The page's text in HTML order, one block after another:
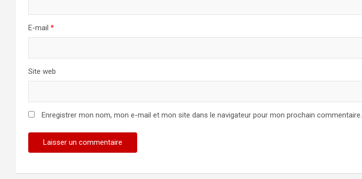
E-mail *
Site web
Enregistrer mon nom, mon e-mail et mon site dans le navigateur pour mon prochain commentaire.